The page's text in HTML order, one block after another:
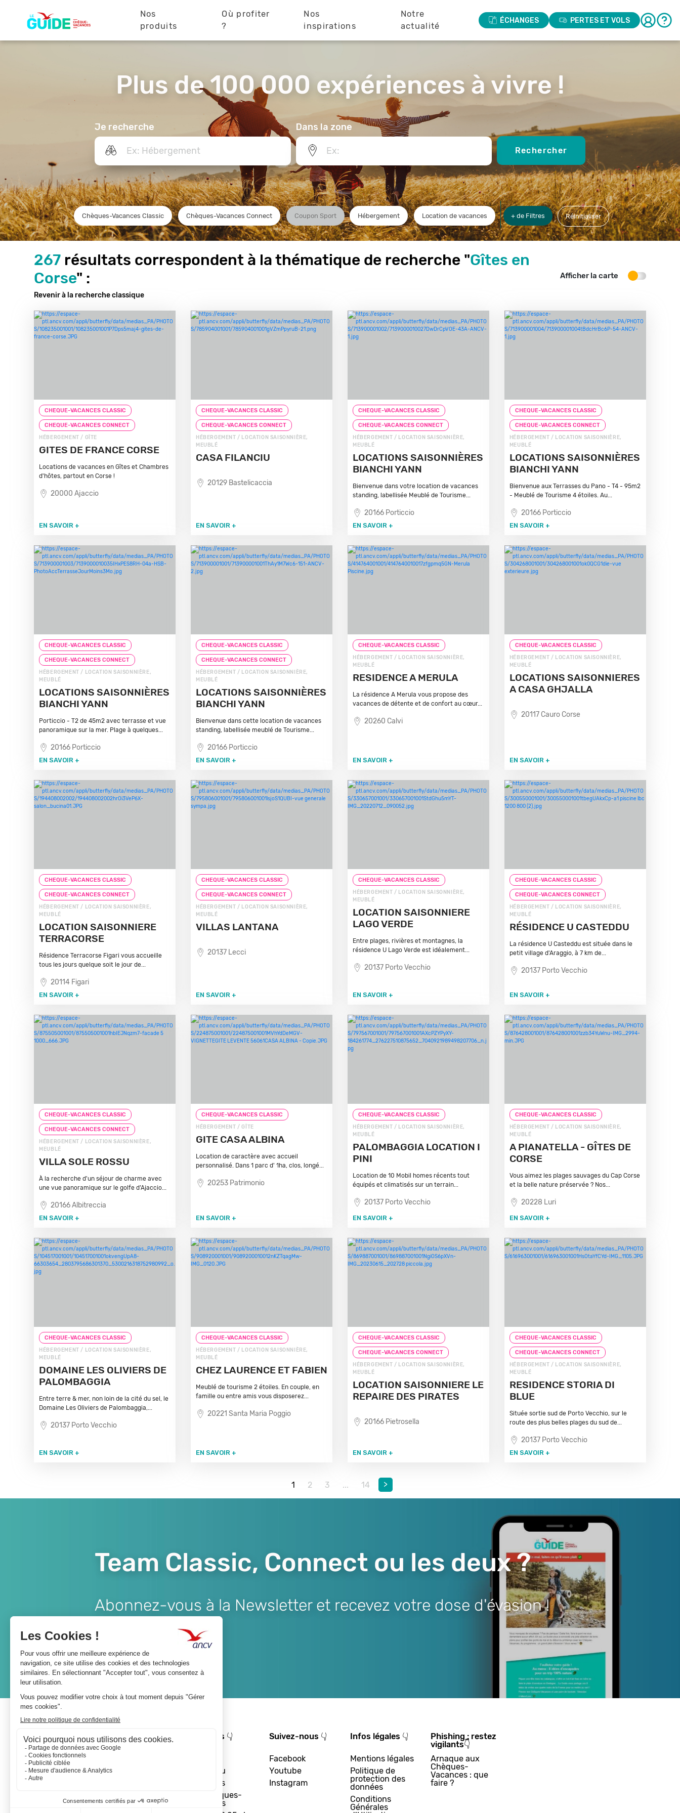
principale
Nos
produits
Où profiter
?
Nos
inspirations
Notre
actualité
ÉCHANGES PERTES ET VOLS
Plus de 100 000 expériences à vivre !
Je recherche Dans la zone
Rechercher
Chèques-Vacances Classic Chèques-Vacances Connect Coupon Sport Hébergement Location de vacances + de Filtres Réinitialiser
267 résultats correspondent à la thématique de recherche "Gîtes en
Corse" :
Revenir à la recherche classique
Afficher la carte
CHEQUE-VACANCES CLASSIC
CHEQUE-VACANCES CONNECT
HÉBERGEMENT / GÎTE
GITES DE FRANCE CORSE
Locations de vacances en Gîtes et Chambres
d'hôtes, partout en Corse !
20000 Ajaccio
EN SAVOIR +
CHEQUE-VACANCES CLASSIC
CHEQUE-VACANCES CONNECT
HÉBERGEMENT / LOCATION SAISONNIÈRE,
MEUBLÉ
CASA FILANCIU
20129 Bastelicaccia
EN SAVOIR +
CHEQUE-VACANCES CLASSIC
CHEQUE-VACANCES CONNECT
HÉBERGEMENT / LOCATION SAISONNIÈRE,
MEUBLÉ
LOCATIONS SAISONNIÈRES
BIANCHI YANN
Bienvenue dans votre location de vacances
standing, labellisée Meublé de Tourisme...
20166 Porticcio
EN SAVOIR +
CHEQUE-VACANCES CLASSIC
CHEQUE-VACANCES CONNECT
HÉBERGEMENT / LOCATION SAISONNIÈRE,
MEUBLÉ
LOCATIONS SAISONNIÈRES
BIANCHI YANN
Bienvenue aux Terrasses du Pano - T4 - 95m2
- Meublé de Tourisme 4 étoiles. Au...
20166 Porticcio
EN SAVOIR +
CHEQUE-VACANCES CLASSIC
CHEQUE-VACANCES CONNECT
HÉBERGEMENT / LOCATION SAISONNIÈRE,
MEUBLÉ
LOCATIONS SAISONNIÈRES
BIANCHI YANN
Porticcio - T2 de 45m2 avec terrasse et vue
panoramique sur la mer. Plage à quelques...
20166 Porticcio
EN SAVOIR +
CHEQUE-VACANCES CLASSIC
CHEQUE-VACANCES CONNECT
HÉBERGEMENT / LOCATION SAISONNIÈRE,
MEUBLÉ
LOCATIONS SAISONNIÈRES
BIANCHI YANN
Bienvenue dans cette location de vacances
standing, labellisée meublé de Tourisme...
20166 Porticcio
EN SAVOIR +
CHEQUE-VACANCES CLASSIC
HÉBERGEMENT / LOCATION SAISONNIÈRE,
MEUBLÉ
RESIDENCE A MERULA
La résidence A Merula vous propose des
vacances de détente et de confort au cœur...
20260 Calvi
EN SAVOIR +
CHEQUE-VACANCES CLASSIC
HÉBERGEMENT / LOCATION SAISONNIÈRE,
MEUBLÉ
LOCATIONS SAISONNIERES
A CASA GHJALLA
20117 Cauro Corse
EN SAVOIR +
CHEQUE-VACANCES CLASSIC
CHEQUE-VACANCES CONNECT
HÉBERGEMENT / LOCATION SAISONNIÈRE,
MEUBLÉ
LOCATION SAISONNIERE
TERRACORSE
Résidence Terracorse Figari vous accueille
tous les jours quelque soit le jour de...
20114 Figari
EN SAVOIR +
CHEQUE-VACANCES CLASSIC
CHEQUE-VACANCES CONNECT
HÉBERGEMENT / LOCATION SAISONNIÈRE,
MEUBLÉ
VILLAS LANTANA
20137 Lecci
EN SAVOIR +
CHEQUE-VACANCES CLASSIC
HÉBERGEMENT / LOCATION SAISONNIÈRE,
MEUBLÉ
LOCATION SAISONNIERE
LAGO VERDE
Entre plages, rivières et montagnes, la
résidence U Lago Verde est idéalement...
20137 Porto Vecchio
EN SAVOIR +
CHEQUE-VACANCES CLASSIC
CHEQUE-VACANCES CONNECT
HÉBERGEMENT / LOCATION SAISONNIÈRE,
MEUBLÉ
RÉSIDENCE U CASTEDDU
La résidence U Casteddu est située dans le
petit village d'Araggio, à 7 km de...
20137 Porto Vecchio
EN SAVOIR +
CHEQUE-VACANCES CLASSIC
CHEQUE-VACANCES CONNECT
HÉBERGEMENT / LOCATION SAISONNIÈRE,
MEUBLÉ
VILLA SOLE ROSSU
À la recherche d'un séjour de charme avec
une vue panoramique sur le golfe d’Ajaccio...
20166 Albitreccia
EN SAVOIR +
CHEQUE-VACANCES CLASSIC
HÉBERGEMENT / GÎTE
GITE CASA ALBINA
Location de caractère avec accueil
personnalisé. Dans 1 parc d' 1ha, clos, longé...
20253 Patrimonio
EN SAVOIR +
CHEQUE-VACANCES CLASSIC
HÉBERGEMENT / LOCATION SAISONNIÈRE,
MEUBLÉ
PALOMBAGGIA LOCATION I
PINI
Location de 10 Mobil homes récents tout
équipés et climatisés sur un terrain...
20137 Porto Vecchio
EN SAVOIR +
CHEQUE-VACANCES CLASSIC
HÉBERGEMENT / LOCATION SAISONNIÈRE,
MEUBLÉ
A PIANATELLA - GÎTES DE
CORSE
Vous aimez les plages sauvages du Cap Corse
et la belle nature préservée ? Nos...
20228 Luri
EN SAVOIR +
CHEQUE-VACANCES CLASSIC
HÉBERGEMENT / LOCATION SAISONNIÈRE,
MEUBLÉ
DOMAINE LES OLIVIERS DE
PALOMBAGGIA
Entre terre & mer, non loin de la cité du sel, le
Domaine Les Oliviers de Palombaggia,...
20137 Porto Vecchio
EN SAVOIR +
CHEQUE-VACANCES CLASSIC
HÉBERGEMENT / LOCATION SAISONNIÈRE,
MEUBLÉ
CHEZ LAURENCE ET FABIEN
Meublé de tourisme 2 étoiles. En couple, en
famille ou entre amis vous disposerez...
20221 Santa Maria Poggio
EN SAVOIR +
CHEQUE-VACANCES CLASSIC
CHEQUE-VACANCES CONNECT
HÉBERGEMENT / LOCATION SAISONNIÈRE,
MEUBLÉ
LOCATION SAISONNIERE LE
REPAIRE DES PIRATES
20166 Pietrosella
EN SAVOIR +
CHEQUE-VACANCES CLASSIC
CHEQUE-VACANCES CONNECT
HÉBERGEMENT / LOCATION SAISONNIÈRE,
MEUBLÉ
RESIDENCE STORIA DI
BLUE
Située sortie sud de Porto Vecchio, sur le
route des plus belles plages du sud de...
20137 Porto Vecchio
EN SAVOIR +
1 2 3 ... 14 >
Team Classic, Connect ou les deux ?
Abonnez-vous à la Newsletter et recevez votre dose d'évasion !
A propos 👇
Le réseau
Les actus
Les Chèques-
Vacances
Suivez-nous 👇
Facebook
Youtube
Instagram
Infos légales 👇
Mentions légales
Politique de
protection des
données
Conditions
Générales
Phishing : restez
vigilants👇
Arnaque aux
Chèques-
Vacances : que
faire ?